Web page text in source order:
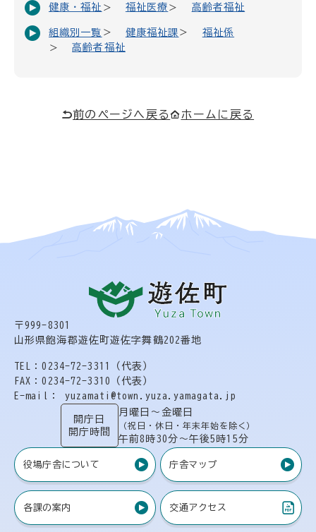
健康・福祉 福祉医療 高齢者福祉
組織別一覧 健康福祉課
福祉係
高齢者福祉
前のページへ戻る ホームに戻る
〒999-8301
山形県飽海郡遊佐町遊佐字舞鶴202番地
TEL：0234-72-3311（代表）
FAX：0234-72-3310（代表）
E-mail： yuzamati@town.yuza.yamagata.jp
開庁日
開庁時間
月曜日〜金曜日
（祝日・休日・年末年始を除く）
午前8時30分〜午後5時15分
役場庁舎について 庁舎マップ
各課の案内 交通アクセス
（PDF）